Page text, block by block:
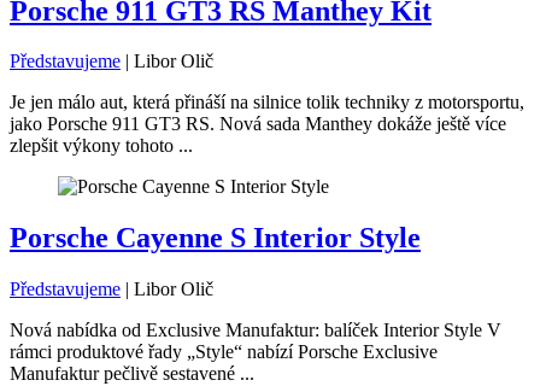
Porsche 911 GT3 RS Manthey Kit
Představujeme | Libor Olič
Je jen málo aut, která přináší na silnice tolik techniky z motorsportu,
jako Porsche 911 GT3 RS. Nová sada Manthey dokáže ještě více
zlepšit výkony tohoto ...
Porsche Cayenne S Interior Style
Představujeme | Libor Olič
Nová nabídka od Exclusive Manufaktur: balíček Interior Style V
rámci produktové řady „Style“ nabízí Porsche Exclusive
Manufaktur pečlivě sestavené ...